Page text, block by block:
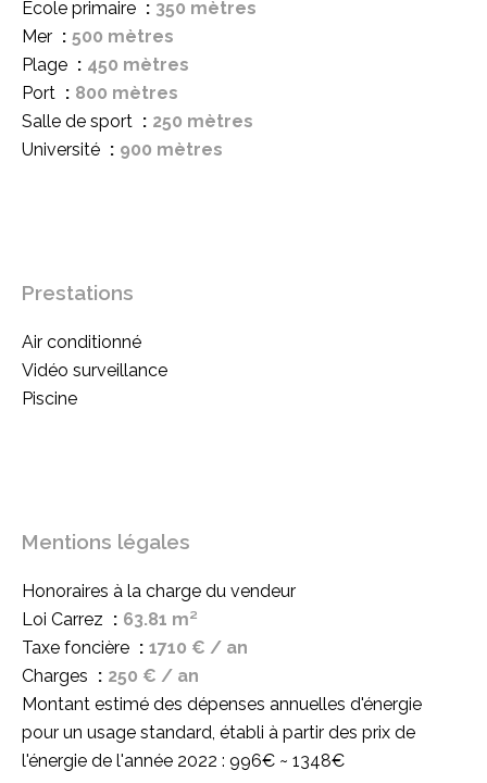
École primaire
350 mètres
Mer
500 mètres
Plage
450 mètres
Port
800 mètres
Salle de sport
250 mètres
Université
900 mètres
Prestations
Air conditionné
Vidéo surveillance
Piscine
Mentions légales
Honoraires à la charge du vendeur
Loi Carrez
63.81 m²
Taxe foncière
1710 € / an
Charges
250 € / an
Montant estimé des dépenses annuelles d'énergie
pour un usage standard, établi à partir des prix de
l'énergie de l'année 2022 : 996€ ~ 1348€